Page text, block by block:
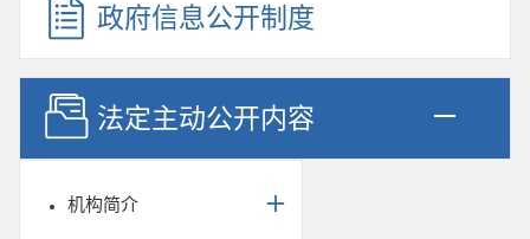
政府信息公开制度
法定主动公开内容
机构简介